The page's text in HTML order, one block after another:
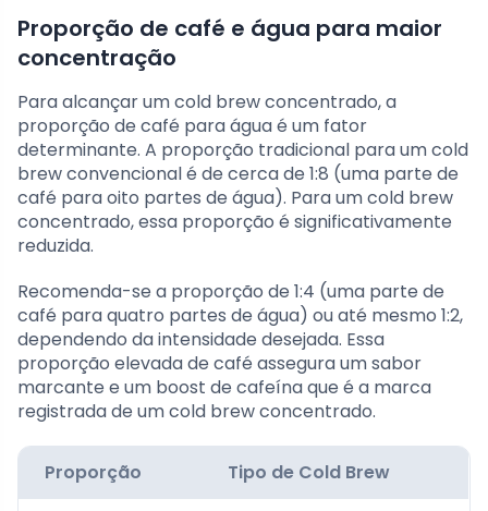
Proporção de café e água para maior
concentração
Para alcançar um cold brew concentrado, a
proporção de café para água é um fator
determinante. A proporção tradicional para um cold
brew convencional é de cerca de 1:8 (uma parte de
café para oito partes de água). Para um cold brew
concentrado, essa proporção é significativamente
reduzida.
Recomenda-se a proporção de 1:4 (uma parte de
café para quatro partes de água) ou até mesmo 1:2,
dependendo da intensidade desejada. Essa
proporção elevada de café assegura um sabor
marcante e um boost de cafeína que é a marca
registrada de um cold brew concentrado.
Proporção Tipo de Cold Brew